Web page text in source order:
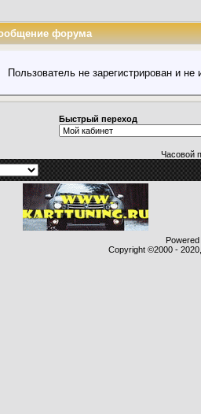
форума
Пользователь не зарегистрирован и
Быстрый переход
Часовой
Copyright ©2000 -